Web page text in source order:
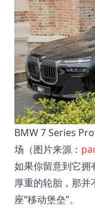
BMW 7 Series
场（图片来源：
如果你留意到它拥
厚重的轮胎，那并
座“移动堡垒”。